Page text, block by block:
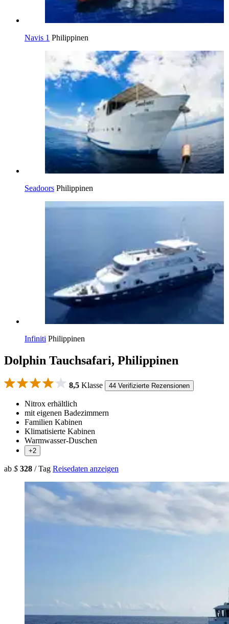
Navis 1 Philippinen
Seadoors Philippinen
Infiniti Philippinen
Dolphin Tauchsafari, Philippinen
8,5 Klasse 44 Verifizierte Rezensionen
Nitrox erhältlich
mit eigenen Badezimmern
Familien Kabinen
Klimatisierte Kabinen
Warmwasser-Duschen
+2
ab $ 328 / Tag Reisedaten anzeigen